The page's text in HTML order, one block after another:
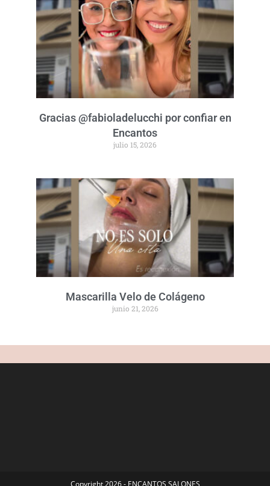
Gracias @fabioladelucchi por confiar en
Encantos
julio 15, 2026
Mascarilla Velo de Colágeno
junio 21, 2026
Copyright 2026 - ENCANTOS SALONES